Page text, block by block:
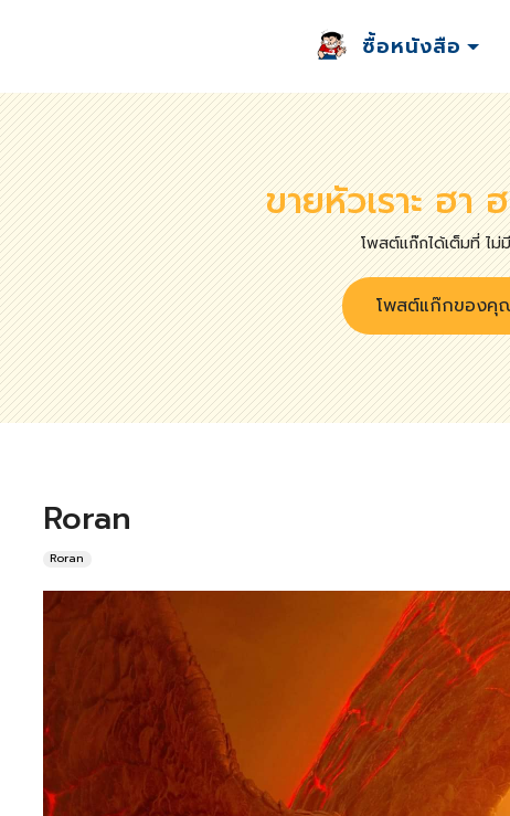
ซื้อหนังสือ
ขายหัวเราะ ฮา
โพสต์แก๊กได้เต็มที่ ไม่
โพสต์แก๊กของคุ
Roran
Roran